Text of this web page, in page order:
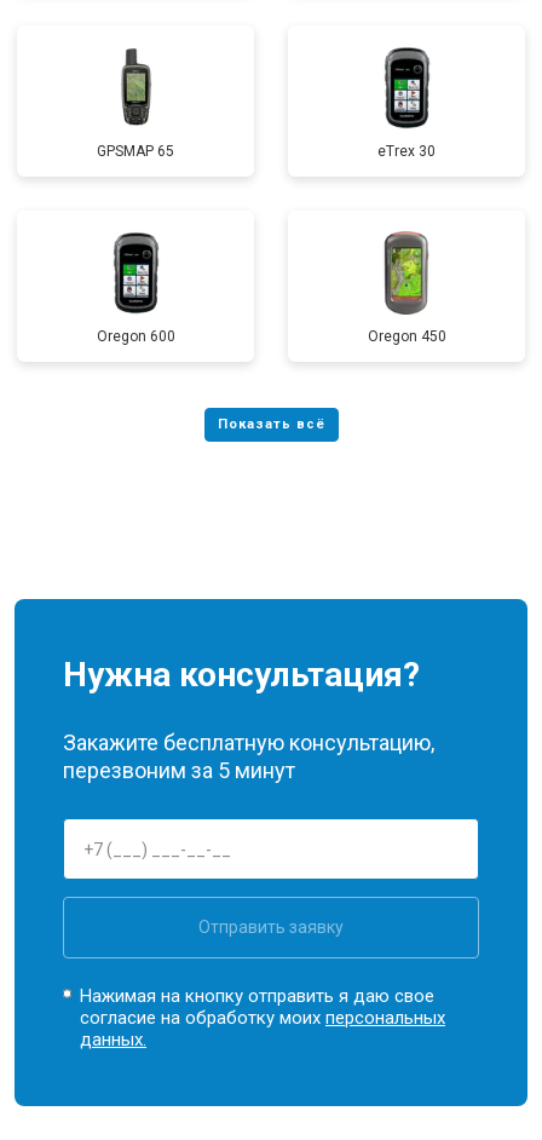
GPSMAP 65 eTrex 30
Oregon 600 Oregon 450
Нужна консультация?
Закажите бесплатную консультацию,
перезвоним за 5 минут
Отправить заявку
Нажимая на кнопку отправить я даю свое
согласие на обработку моихперсональных
данных.